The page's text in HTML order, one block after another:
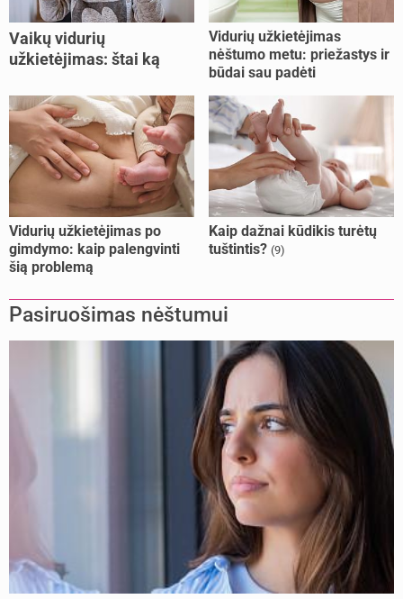
Vaikų vidurių
užkietėjimas: štai ką
Vidurių užkietėjimas
nėštumo metu: priežastys ir
būdai sau padėti
Vidurių užkietėjimas po
gimdymo: kaip palengvinti
šią problemą
Kaip dažnai kūdikis turėtų
tuštintis? (9)
Pasiruošimas nėštumui